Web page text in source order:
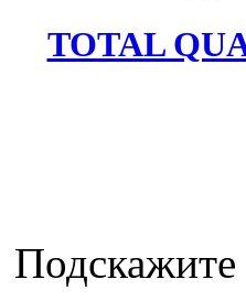
TOTAL